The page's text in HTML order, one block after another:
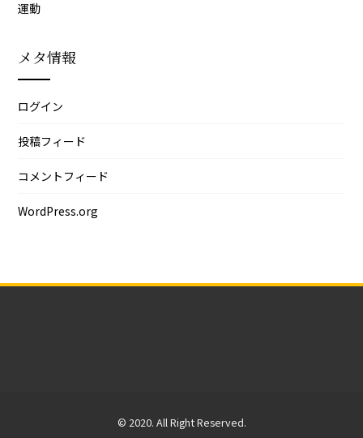
運動
メタ情報
ログイン
投稿フィード
コメントフィード
WordPress.org
© 2020. All Right Reserved.